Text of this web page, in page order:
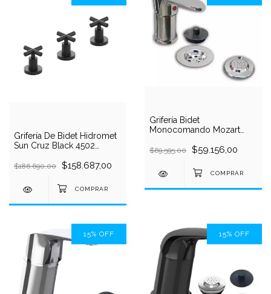
Grifería De Bidet Hidromet
Sun Cruz Black 4502
$186.690,00 $158.687,00
Grifería Bidet
Monocomando Mozart
$69.595,00 $59.156,00
15% OFF 15% OFF